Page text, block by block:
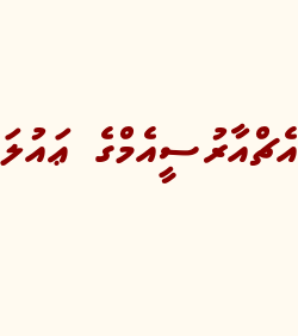
އެޗްއާރުސީއެމްގެ